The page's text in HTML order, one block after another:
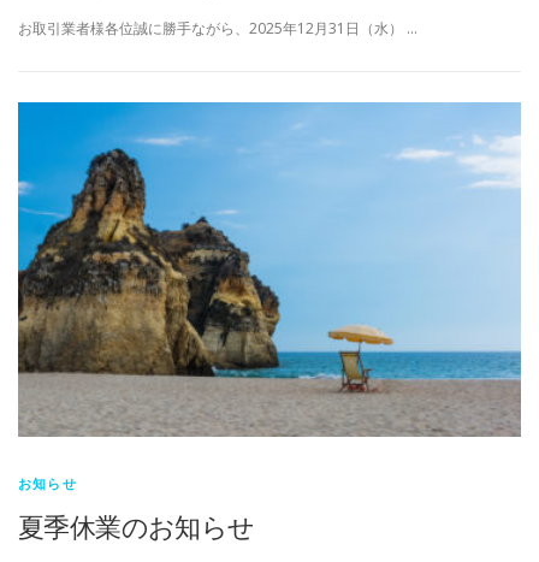
お取引業者様各位誠に勝手ながら、2025年12月31日（水） …
お知らせ
夏季休業のお知らせ